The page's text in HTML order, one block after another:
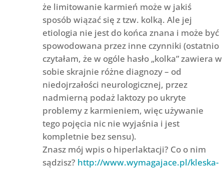
że limitowanie karmień może w jakiś
sposób wiązać się z tzw. kolką. Ale jej
etiologia nie jest do końca znana i może być
spowodowana przez inne czynniki (ostatnio
czytałam, że w ogóle hasło „kolka” zawiera w
sobie skrajnie różne diagnozy – od
niedojrzałości neurologicznej, przez
nadmierną podaż laktozy po ukryte
problemy z karmieniem, więc używanie
tego pojęcia nic nie wyjaśnia i jest
kompletnie bez sensu).
Znasz mój wpis o hiperlaktacji? Co o nim
sądzisz? http://www.wymagajace.pl/kleska-